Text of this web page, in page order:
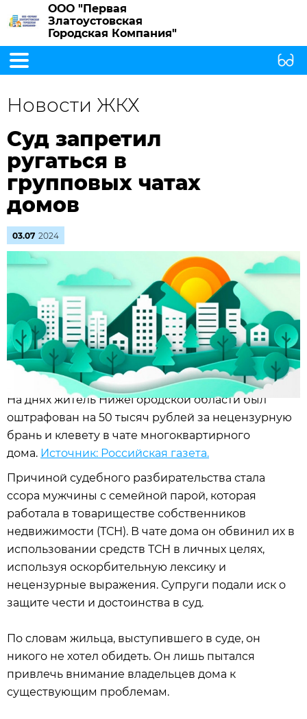
ООО "Первая
Златоустовская
Городская Компания"
Новости ЖКХ
Суд запретил
ругаться в
групповых чатах
домов
03.07 2024
На днях житель Нижегородской области был
оштрафован на 50 тысяч рублей за нецензурную
брань и клевету в чате многоквартирного
дома. Источник: Российская газета.
Причиной судебного разбирательства стала
ссора мужчины с семейной парой, которая
работала в товариществе собственников
недвижимости (ТСН). В чате дома он обвинил их в
использовании средств ТСН в личных целях,
используя оскорбительную лексику и
нецензурные выражения. Супруги подали иск о
защите чести и достоинства в суд.
По словам жильца, выступившего в суде, он
никого не хотел обидеть. Он лишь пытался
привлечь внимание владельцев дома к
существующим проблемам.